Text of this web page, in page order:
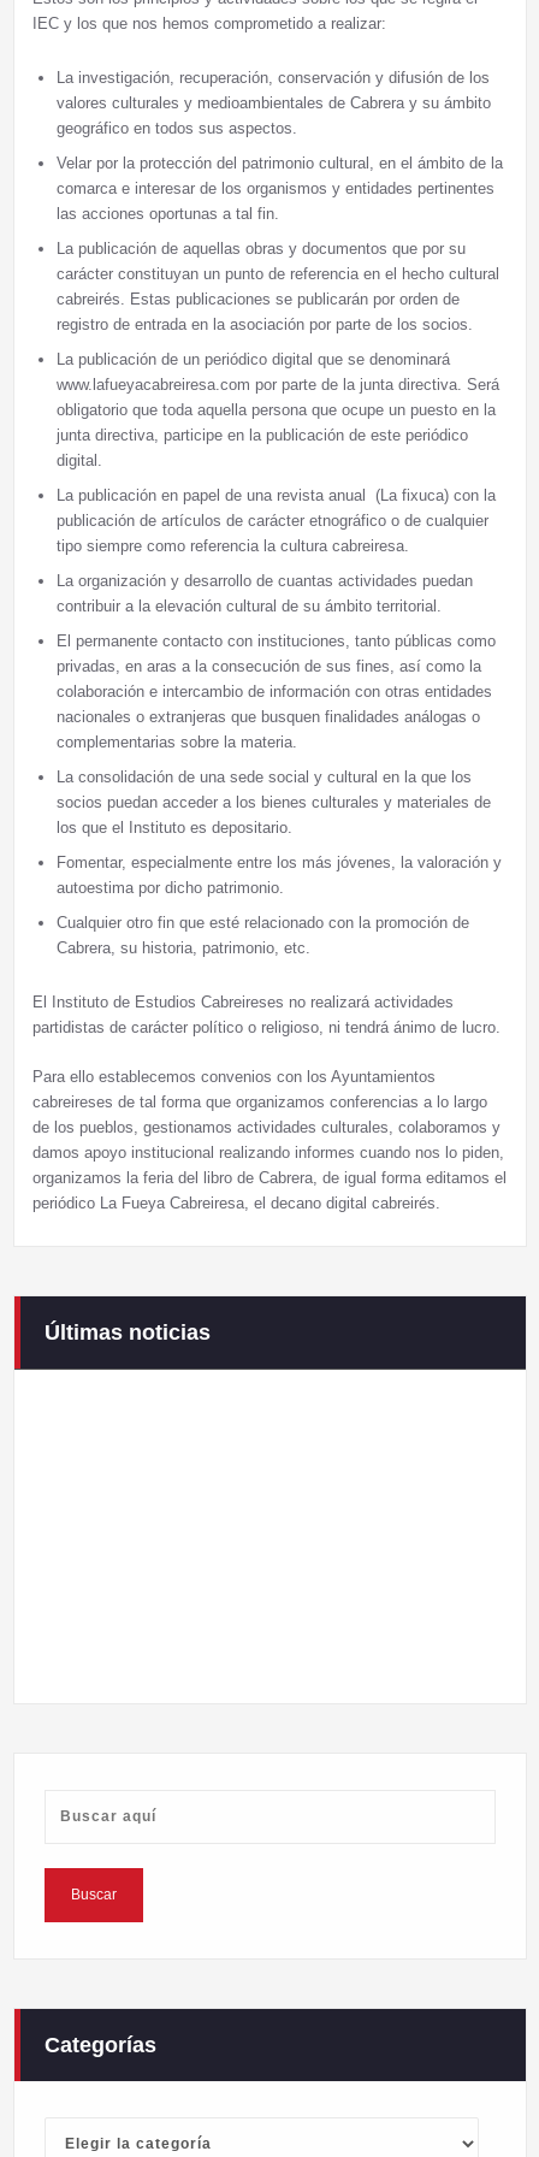
IEC y los que nos hemos comprometido a realizar:
La investigación, recuperación, conservación y difusión de los
valores culturales y medioambientales de Cabrera y su ámbito
geográfico en todos sus aspectos.
Velar por la protección del patrimonio cultural, en el ámbito de la
comarca e interesar de los organismos y entidades pertinentes
las acciones oportunas a tal fin.
La publicación de aquellas obras y documentos que por su
carácter constituyan un punto de referencia en el hecho cultural
cabreirés. Estas publicaciones se publicarán por orden de
registro de entrada en la asociación por parte de los socios.
La publicación de un periódico digital que se denominará
www.lafueyacabreiresa.com por parte de la junta directiva. Será
obligatorio que toda aquella persona que ocupe un puesto en la
junta directiva, participe en la publicación de este periódico
digital.
La publicación en papel de una revista anual (La fixuca) con la
publicación de artículos de carácter etnográfico o de cualquier
tipo siempre como referencia la cultura cabreiresa.
La organización y desarrollo de cuantas actividades puedan
contribuir a la elevación cultural de su ámbito territorial.
El permanente contacto con instituciones, tanto públicas como
privadas, en aras a la consecución de sus fines, así como la
colaboración e intercambio de información con otras entidades
nacionales o extranjeras que busquen finalidades análogas o
complementarias sobre la materia.
La consolidación de una sede social y cultural en la que los
socios puedan acceder a los bienes culturales y materiales de
los que el Instituto es depositario.
Fomentar, especialmente entre los más jóvenes, la valoración y
autoestima por dicho patrimonio.
Cualquier otro fin que esté relacionado con la promoción de
Cabrera, su historia, patrimonio, etc.
El Instituto de Estudios Cabreireses no realizará actividades
partidistas de carácter político o religioso, ni tendrá ánimo de lucro.
Para ello establecemos convenios con los Ayuntamientos
cabreireses de tal forma que organizamos conferencias a lo largo
de los pueblos, gestionamos actividades culturales, colaboramos y
damos apoyo institucional realizando informes cuando nos lo piden,
organizamos la feria del libro de Cabrera, de igual forma editamos el
periódico La Fueya Cabreiresa, el decano digital cabreirés.
Últimas noticias
Campaneirus 2026
Categorías